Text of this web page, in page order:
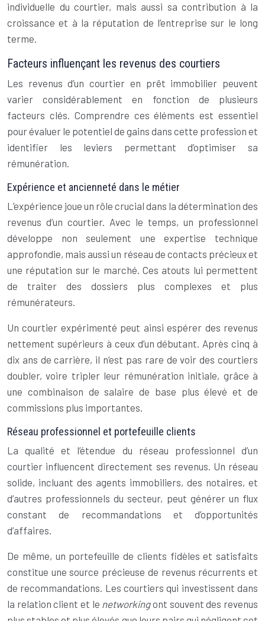
individuelle du courtier, mais aussi sa contribution à la
croissance et à la réputation de l’entreprise sur le long
terme.
Facteurs influençant les revenus des courtiers
Les revenus d’un courtier en prêt immobilier peuvent
varier considérablement en fonction de plusieurs
facteurs clés. Comprendre ces éléments est essentiel
pour évaluer le potentiel de gains dans cette profession et
identifier les leviers permettant d’optimiser sa
rémunération.
Expérience et ancienneté dans le métier
L’expérience joue un rôle crucial dans la détermination des
revenus d’un courtier. Avec le temps, un professionnel
développe non seulement une expertise technique
approfondie, mais aussi un réseau de contacts précieux et
une réputation sur le marché. Ces atouts lui permettent
de traiter des dossiers plus complexes et plus
rémunérateurs.
Un courtier expérimenté peut ainsi espérer des revenus
nettement supérieurs à ceux d’un débutant. Après cinq à
dix ans de carrière, il n’est pas rare de voir des courtiers
doubler, voire tripler leur rémunération initiale, grâce à
une combinaison de salaire de base plus élevé et de
commissions plus importantes.
Réseau professionnel et portefeuille clients
La qualité et l’étendue du réseau professionnel d’un
courtier influencent directement ses revenus. Un réseau
solide, incluant des agents immobiliers, des notaires, et
d’autres professionnels du secteur, peut générer un flux
constant de recommandations et d’opportunités
d’affaires.
De même, un portefeuille de clients fidèles et satisfaits
constitue une source précieuse de revenus récurrents et
de recommandations. Les courtiers qui investissent dans
la relation client et le networkingont souvent des revenus